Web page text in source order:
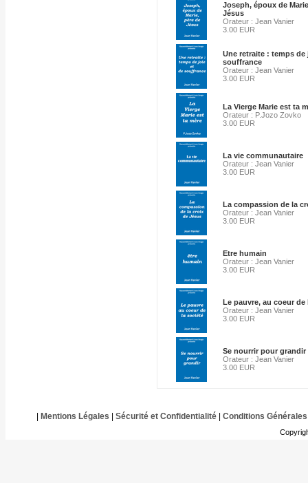
Joseph, époux de
Jésus
Orateur : Jean Vanier
3.00 EUR
Une retraite : temps de
souffrance
Orateur : Jean Vanier
3.00 EUR
La Vierge Marie est ta
Orateur : P.Jozo Zovko
3.00 EUR
La vie communautaire
Orateur : Jean Vanier
3.00 EUR
La compassion de la
Orateur : Jean Vanier
3.00 EUR
Etre humain
Orateur : Jean Vanier
3.00 EUR
Le pauvre, au coeur de
Orateur : Jean Vanier
3.00 EUR
Se nourrir pour grandir
Orateur : Jean Vanier
3.00 EUR
Mentions Légales Sécurité et Confidentialité| Conditions Générales